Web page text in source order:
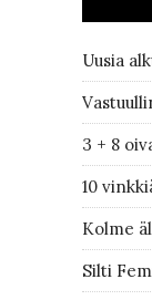
Uusia
3 + 8
10
Kolme
Silti